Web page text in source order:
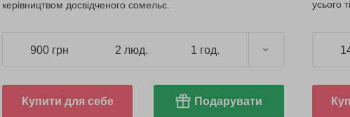
керівництвом досвідченого сомельє.
900 грн 2 люд. 1 год.
Купити для себе Подарувати
усього